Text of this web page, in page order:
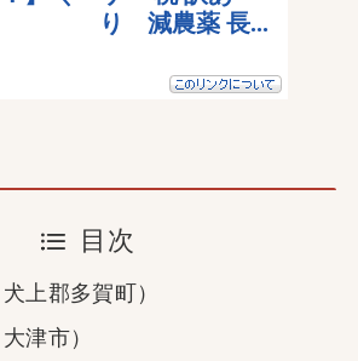
目次
上郡多賀町）
津市）